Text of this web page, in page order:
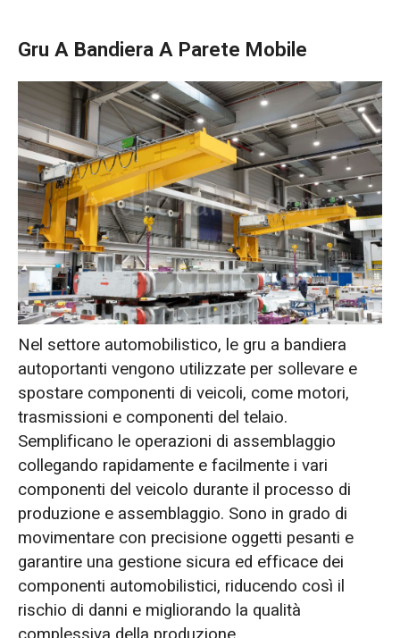
Gru A Bandiera A Parete Mobile
Nel settore automobilistico, le gru a bandiera
autoportanti vengono utilizzate per sollevare e
spostare componenti di veicoli, come motori,
trasmissioni e componenti del telaio.
Semplificano le operazioni di assemblaggio
collegando rapidamente e facilmente i vari
componenti del veicolo durante il processo di
produzione e assemblaggio. Sono in grado di
movimentare con precisione oggetti pesanti e
garantire una gestione sicura ed efficace dei
componenti automobilistici, riducendo così il
rischio di danni e migliorando la qualità